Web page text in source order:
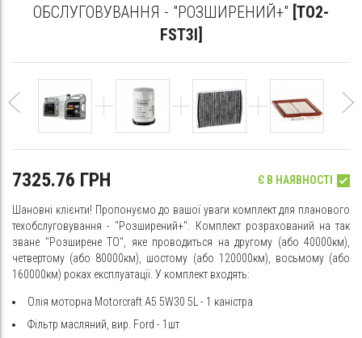
ОБСЛУГОВУВАННЯ - "РОЗШИРЕНИЙ+" [TO2-
FST3I]
7325.76 ГРН Є В НАЯВНОСТІ
Шановні клієнти! Пропонуємо до вашої уваги комплект для планового
техобслуговування - "Розширений+". Комплект розрахований на так
зване "Розширене ТО", яке проводиться на другому (або 40000км),
четвертому (або 80000км), шостому (або 120000км), восьмому (або
160000км) роках експлуатації. У комплект входять:
Олія моторна Motorcraft A5 5W30 5L - 1 каністра
Фільтр масляний, вир. Ford - 1шт